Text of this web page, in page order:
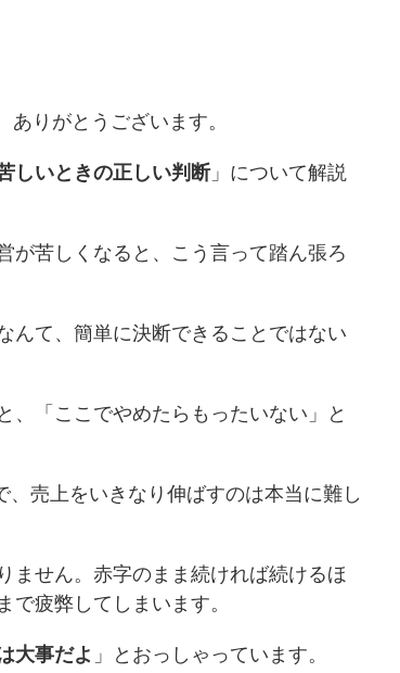
りがとうございます。
しいときの正しい判断」について解説
が苦しくなると、こう言って踏ん張ろ
んて、簡単に決断できることではない
、「ここでやめたらもったいない」と
、売上をいきなり伸ばすのは本当に難し
ません。赤字のまま続ければ続けるほ
で疲弊してしまいます。
大事だよ 」とおっしゃっています。